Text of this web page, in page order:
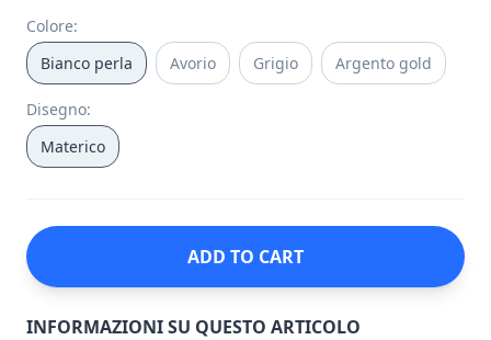
Colore:
Bianco perla
Avorio Grigio Argento gold
Disegno:
Materico
ADD TO CART
INFORMAZIONI SU QUESTO ARTICOLO